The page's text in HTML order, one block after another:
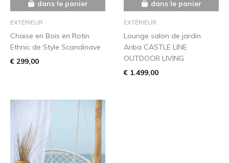
dans le panier
EXTÉRIEUR
Chaise en Bois en Rotin
Ethnic de Style Scandinave
€ 299,00
dans le panier
EXTÉRIEUR
Lounge salon de jardin
Ariba CASTLE LINE
OUTDOOR LIVING
€ 1.499,00